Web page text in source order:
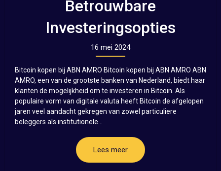
Betrouwbare
Investeringsopties
16 mei 2024
Bitcoin kopen bij ABN AMRO Bitcoin kopen bij ABN AMRO ABN
AMRO, een van de grootste banken van Nederland, biedt haar
klanten de mogelijkheid om te investeren in Bitcoin. Als
populaire vorm van digitale valuta heeft Bitcoin de afgelopen
jaren veel aandacht gekregen van zowel particuliere
beleggers als institutionele...
Lees meer